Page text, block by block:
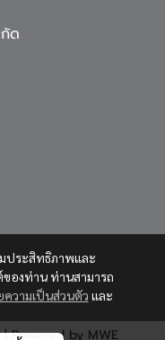
ประสิทธิภาพและ
องท่าน ท่านสามารถ
ความเป็นส่วนตัว และ
ด
Powered by MWE